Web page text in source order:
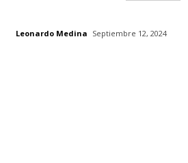
Leonardo Medina Septiembre 12, 2024